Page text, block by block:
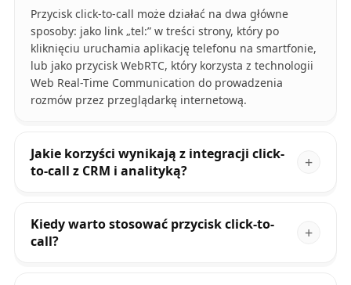
Przycisk click-to-call może działać na dwa główne
sposoby: jako link „tel:” w treści strony, który po
kliknięciu uruchamia aplikację telefonu na smartfonie,
lub jako przycisk WebRTC, który korzysta z technologii
Web Real-Time Communication do prowadzenia
rozmów przez przeglądarkę internetową.
Jakie korzyści wynikają z integracji click-
to-call z CRM i analityką?
Kiedy warto stosować przycisk click-to-
call?